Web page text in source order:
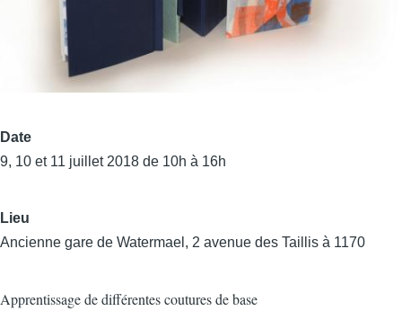
Date
9, 10 et 11 juillet 2018 de 10h à 16h
Lieu
Ancienne gare de Watermael, 2 avenue des Taillis à 1170
Apprentissage de différentes coutures de base